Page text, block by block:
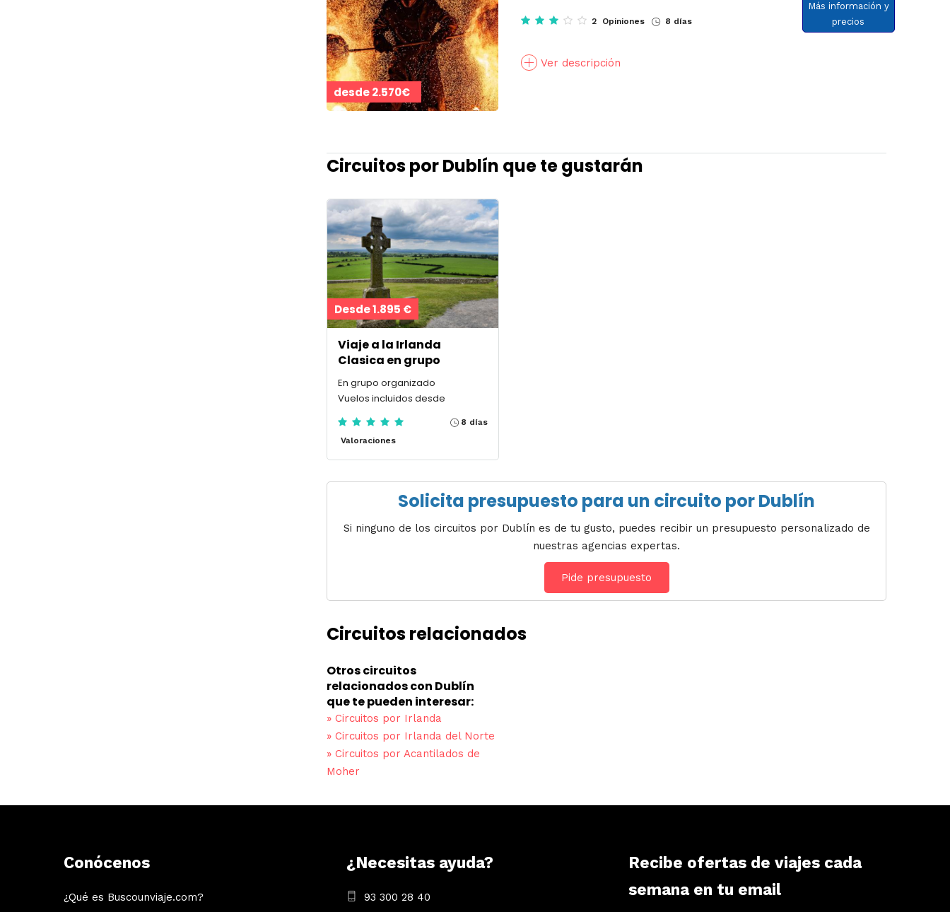
desde2.570€
2 Opiniones 8 días
Ver descripción
Más información y
precios
Circuitos por Dublín que te gustarán
Desde 1.895 €
Viaje a la Irlanda
Clasica en grupo
En grupo organizado
Vuelos incluidos desde
Valoraciones
8 días
Solicita presupuesto para un circuito por Dublín
Si ninguno de los circuitos por Dublín es de tu gusto, puedes recibir un presupuesto personalizado de
nuestras agencias expertas.
Pide presupuesto
Circuitos relacionados
Otros circuitos
relacionados con Dublín
que te pueden interesar:
» Circuitos por Irlanda
» Circuitos por Irlanda del Norte
» Circuitos por Acantilados de
Moher
Conócenos
¿Qué es Buscounviaje.com?
¿Necesitas ayuda?
93 300 28 40
Recibe ofertas de viajes cada
semana en tu email